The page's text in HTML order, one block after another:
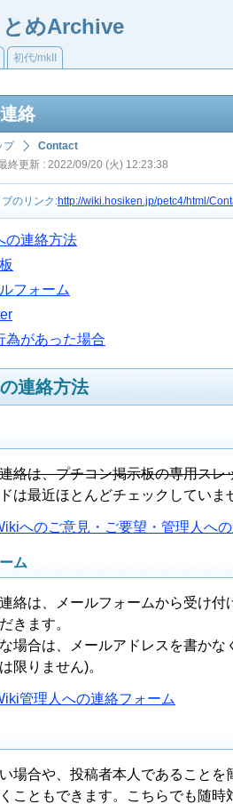
めArchive
初代/mkII
絡
プ
Contact
終更新 : 2022/09/20 (火) 12:23:38
のリンク:http://wiki.hosiken.jp/petc4/html/
の連絡方法
フォーム
為があった場合
連絡方法
絡は、プチコン掲示板の専用スレ
は最近ほとんどチェックしていま
へのご意見・ご要望・管理人へ
ム
絡は、メールフォームから受け
きます。
場合は、メールアドレスを書か
限りません)。
管理人への連絡フォーム
場合や、投稿者本人であること
こともできます。こちらでも随時